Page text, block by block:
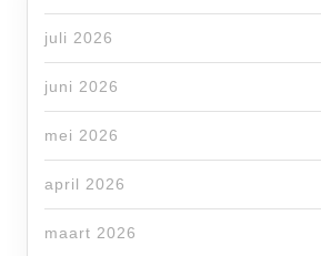
juli 2026
juni 2026
mei 2026
april 2026
maart 2026